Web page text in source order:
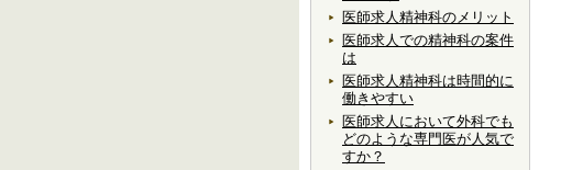
医師求人精神科のメリット
医師求人での精神科の案件
は
医師求人精神科は時間的に
働きやすい
医師求人において外科でも
どのような専門医が人気で
すか？